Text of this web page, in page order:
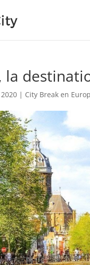
la
| City Break en